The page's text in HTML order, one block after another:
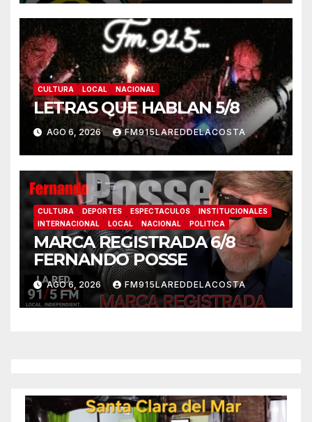
CULTURA LOCAL NACIONAL
LETRAS QUE HABLAN 5/8
AGO 6, 2026 FM915LAREDDELACOSTA
CULTURA DEPORTES ESPECTACULOS
INSTITUCIONALES
INTERNACIONAL
LOCAL NACIONAL POLITICA
MARCA REGISTRADA 6/8
FERNANDO POSSE
AGO 6, 2026 FM915LAREDDELACOSTA